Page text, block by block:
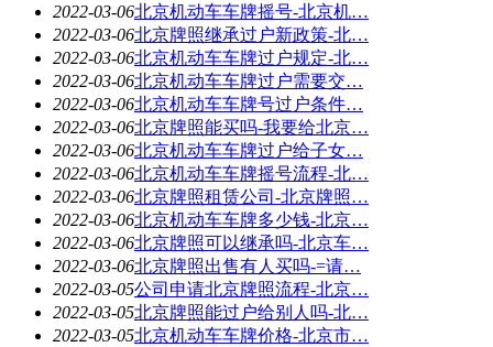
2022-03-06北京机动车车牌摇号-北京机…
2022-03-06北京牌照继承过户新政策-北…
2022-03-06北京机动车车牌过户规定-北…
2022-03-06北京机动车车牌过户需要交…
2022-03-06北京机动车车牌号过户条件…
2022-03-06北京牌照能买吗-我要给北京…
2022-03-06北京机动车车牌过户给子女…
2022-03-06北京机动车车牌摇号流程-北…
2022-03-06北京牌照租赁公司-北京牌照…
2022-03-06北京机动车车牌多少钱-北京…
2022-03-06北京牌照可以继承吗-北京车…
2022-03-06北京牌照出售有人买吗-=请…
2022-03-05公司申请北京牌照流程-北京…
2022-03-05北京牌照能过户给别人吗-北…
2022-03-05北京机动车车牌价格-北京市…